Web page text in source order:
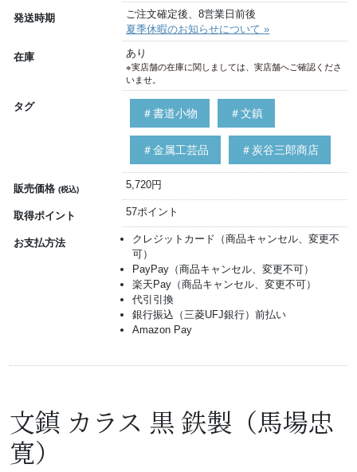
発送時期
ご注文確定後、8営業日前後
夏季休暇のお知らせについて »
在庫 あり
※実店舗の在庫に関しましては、実店舗へご確認くださ
いませ。
タグ
＃書道小物 ＃文鎮
＃金属工芸品 ＃炭谷三郎商店
販売価格 (税込) 5,720円
取得ポイント 57ポイント
お支払方法
クレジットカード（商品キャンセル、変更不
可）
PayPay（商品キャンセル、変更不可）
楽天Pay（商品キャンセル、変更不可）
代引引換
銀行振込（三菱UFJ銀行）前払い
Amazon Pay
文鎮 カラス 黒 鉄製（馬場忠
寛）